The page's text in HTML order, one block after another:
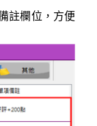
註欄位，方便